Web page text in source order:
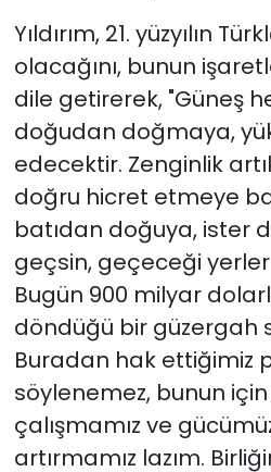
Yıldırım, 21. yüzyılın
olacağını, bunun
dile getirerek, "Güneş
doğudan doğmaya,
edecektir. Zenginlik
doğru hicret etmeye
batıdan doğuya, ister
geçsin, geçeceği
Bugün 900 milyar
döndüğü bir güzergah
Buradan hak ettiğimiz
söylenemez, bunun
çalışmamız ve
artırmamız lazım.